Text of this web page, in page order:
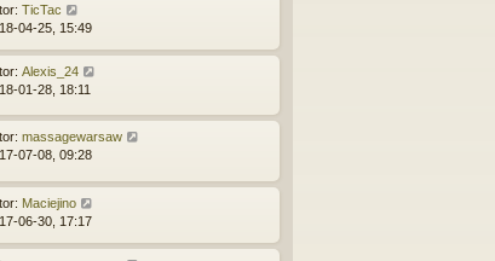
TicTac
04-25, 15:49
Alexis_24
01-28, 18:11
massagewarsaw
07-08, 09:28
Maciejino
06-30, 17:17